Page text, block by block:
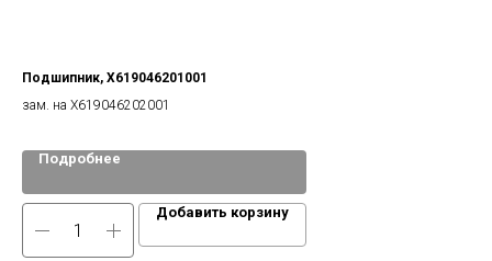
Подшипник, X619046201001
зам. на X619046202001
Подробнее
Добавить корзину